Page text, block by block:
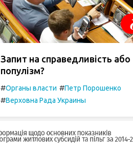
Запит на справедливість або
популізм?
#Органы власти #Петр Порошенко
#Верховна Рада Украины